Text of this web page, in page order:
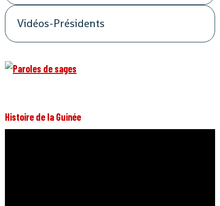
Vidéos-Présidents
Histoire de la Guinée